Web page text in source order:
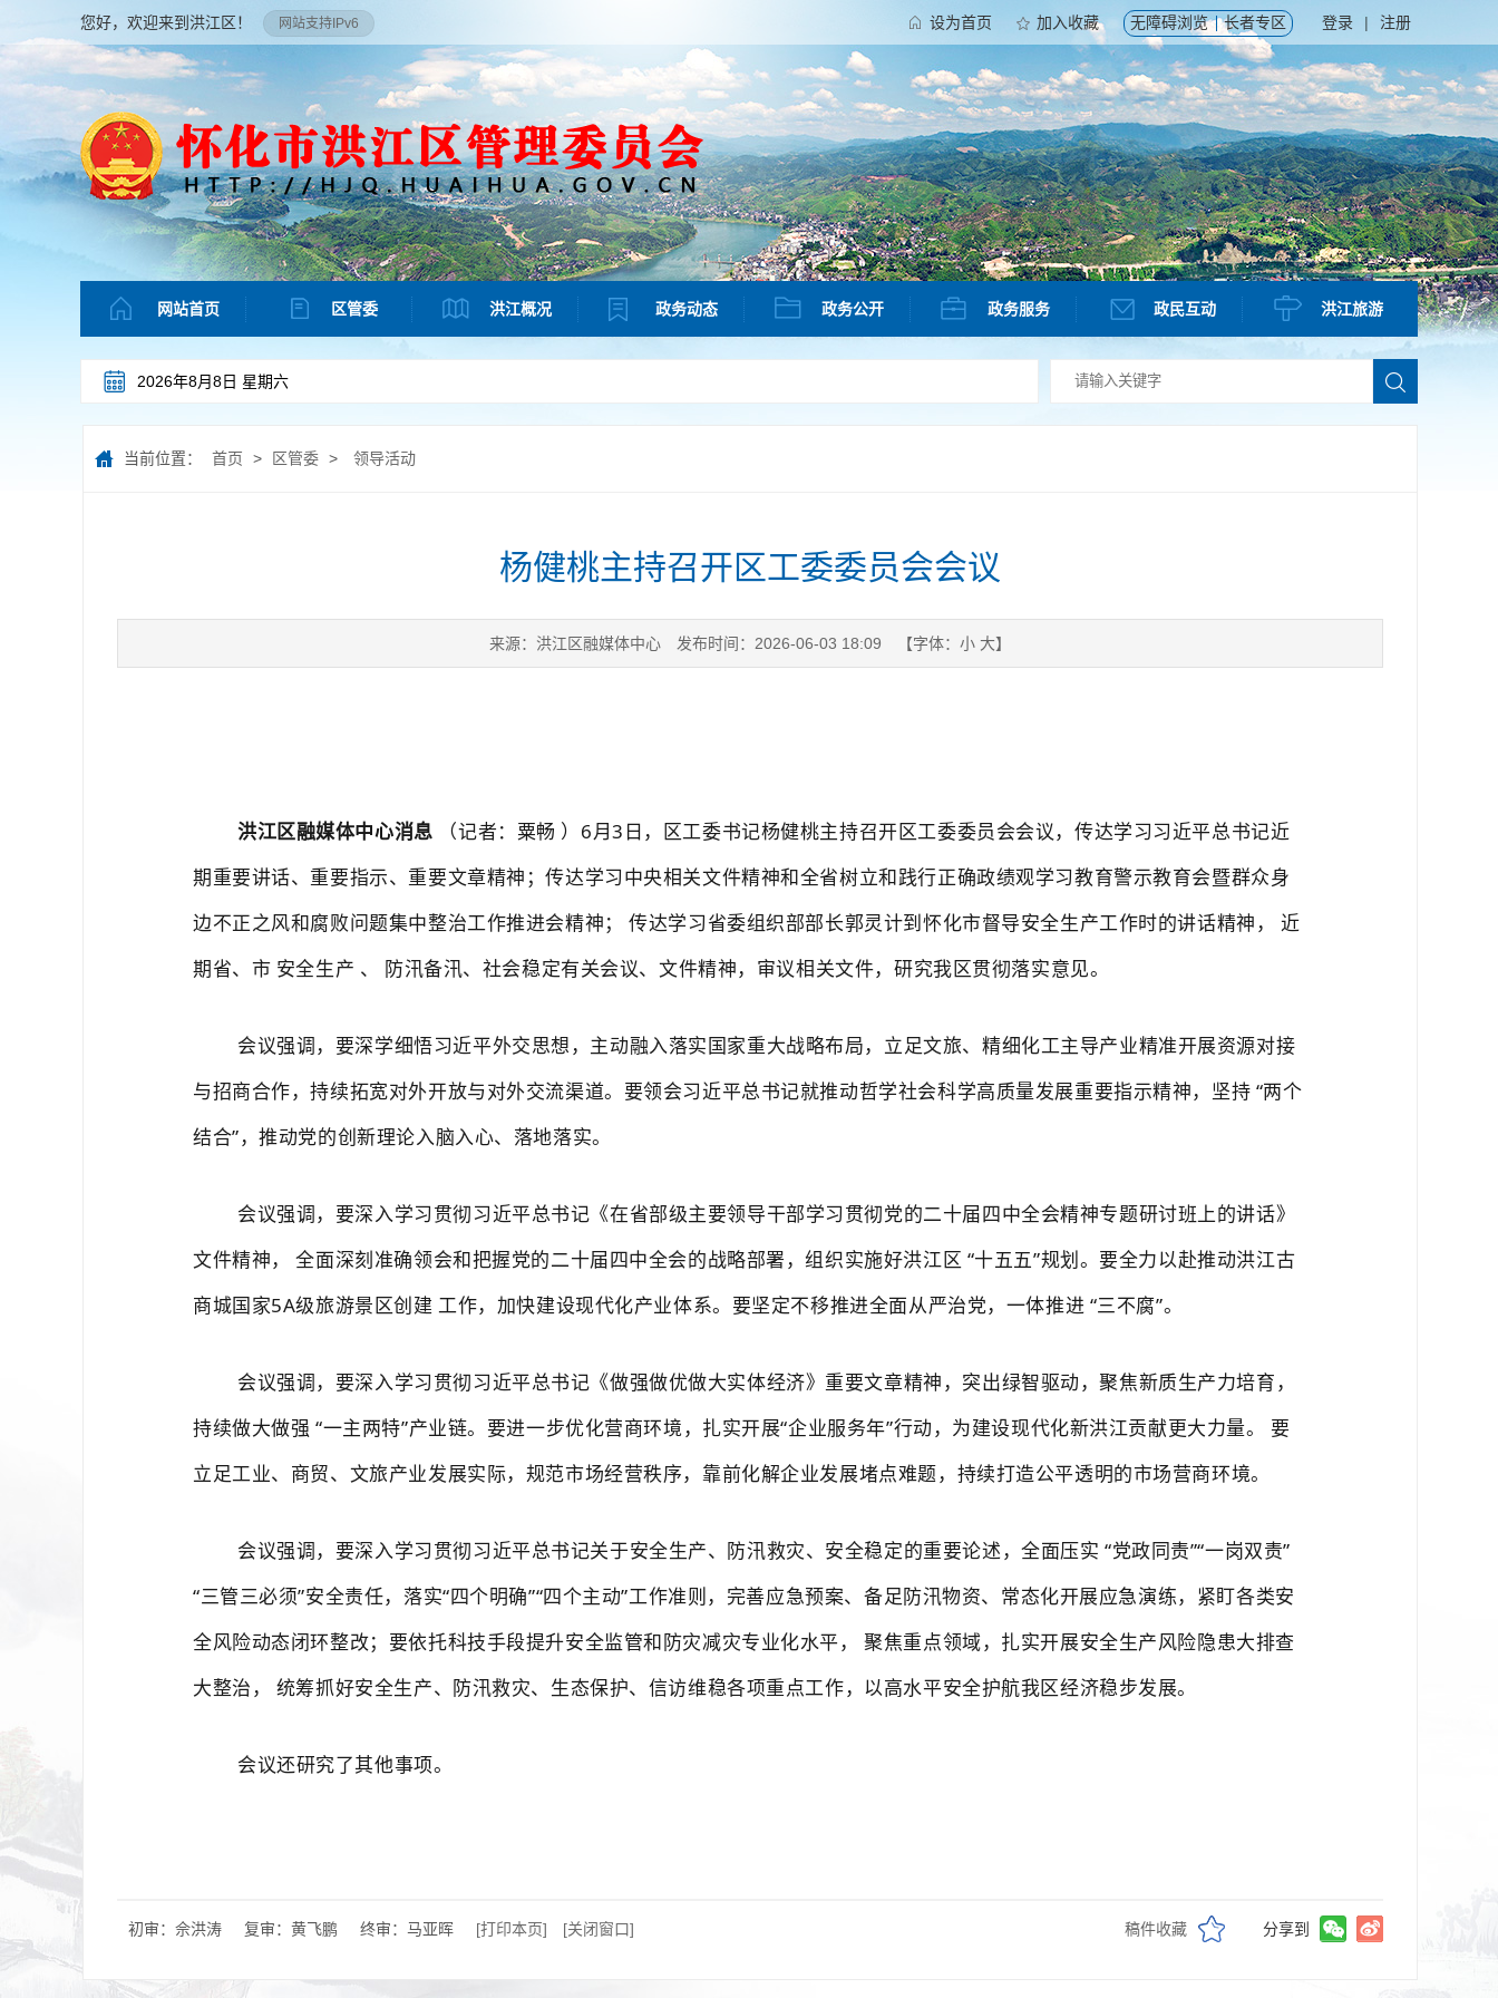
您好，欢迎来到洪江区！ 网站支持IPv6 登录 | 注册
设为首页 加入收藏 无障碍浏览 长者专区
网站首页 区管委 洪江概况 政务动态 政务公开 政务服务 政民互动 洪江旅游
2026年8月8日 星期六
当前位置： 首页 > 区管委 > 领导活动
杨健桃主持召开区工委委员会会议
来源：洪江区融媒体中心 发布时间：2026-06-03 18:09 【字体： 小 大】
洪江区融媒体中心消息 （记者：粟畅 ）6月3日，区工委书记杨健桃主持召开区工委委员会会议，传达学习习近平总书记近
期重要讲话、重要指示、重要文章精神；传达学习中央相关文件精神和全省树立和践行正确政绩观学习教育警示教育会暨群众身
边不正之风和腐败问题集中整治工作推进会精神；传达学习省委组织部部长郭灵计到怀化市督导安全生产工作时的讲话精神， 近
期省、市 安全生产 、 防汛备汛、社会稳定有关会议、文件精神，审议相关文件， 研究我区贯彻落实意见。
会议强调，要深学细悟习近平外交思想，主动融入落实国家重大战略布局，立足文旅、精细化工主导产业精准开展资源对接
与招商合作，持续拓宽对外开放与对外交流渠道。要领会习近平总书记就推动哲学社会科学高质量发展重要指示精神，坚持 “两个
结合”，推动党的创新理论入脑入心、落地落实。
会议强调，要深入学习贯彻习近平总书记《在省部级主要领导干部学习贯彻党的二十届四中全会精神专题研讨班上的讲话》
文件精神，全面深刻准确领会和把握党的二十届四中全会的战略部署，组织实施好洪江区 “十五五”规划。要全力以赴推动洪江古
商城国家5A级旅游景区创建工作， 加快建设现代化产业体系。要坚定不移推进全面从严治党，一体推进 “三不腐”。
会议强调，要深入学习贯彻习近平总书记《做强做优做大实体经济》重要文章精神，突出绿智驱动，聚焦新质生产力培育，
持续做大做强“一主两特”产业链。要进一步优化营商环境，扎实开展“企业服务年”行动，为建设现代化新洪江贡献更大力量。 要
立足工业、商贸、文旅产业发展实际，规范市场经营秩序，靠前化解企业发展堵点难题，持续打造公平透明的市场营商环境。
会议强调，要深入学习贯彻习近平总书记关于安全生产、防汛救灾、安全稳定的重要论述，全面压实“党政同责”“一岗双责”
“三管三必须”安全责任，落实“四个明确”“四个主动”工作准则，完善应急预案、备足防汛物资、常态化开展应急演练，紧盯各类安
全风险动态闭环整改；要依托科技手段提升安全监管和防灾减灾专业化水平，聚焦重点领域，扎实开展安全生产风险隐患大排查
大整治， 统筹抓好安全生产、防汛救灾、生态保护、信访维稳各项重点工作，以高水平安全护航我区经济稳步发展。
会议还研究了其他事项。
初审：佘洪涛 复审：黄飞鹏 终审：马亚晖 [打印本页] [关闭窗口] 稿件收藏 分享到